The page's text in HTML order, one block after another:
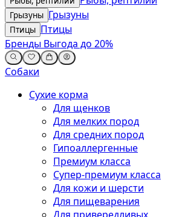
Грызуны Грызуны
Птицы Птицы
Бренды Выгода до 20%
Собаки
Сухие корма
Для щенков
Для мелких пород
Для средних пород
Гипоаллергенные
Премиум класса
Супер-премиум класса
Для кожи и шерсти
Для пищеварения